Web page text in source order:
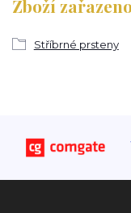
Zboží
Stříbrné prsteny